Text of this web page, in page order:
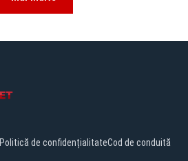
Politică de confidențialitateCod de conduită